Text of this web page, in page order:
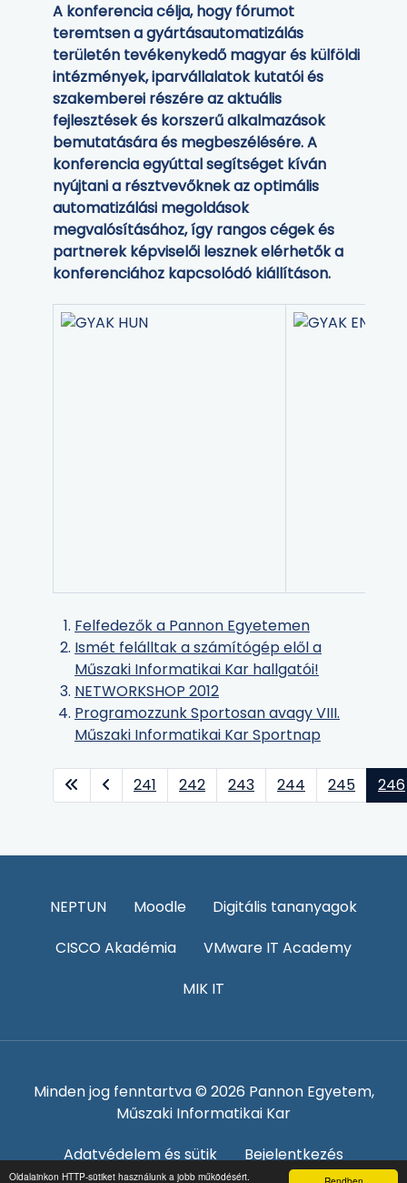
Oldalainkon HTTP-sütiket használunk a jobb működésért.
A konferencia célja, hogy fórumot
teremtsen a gyártásautomatizálás
területén tevékenykedő magyar és külföldi
intézmények, iparvállalatok kutatói és
szakemberei részére az aktuális
fejlesztések és korszerű alkalmazások
bemutatására és megbeszélésére. A
konferencia egyúttal segítséget kíván
nyújtani a résztvevőknek az optimális
automatizálási megoldások
megvalósításához, így rangos cégek és
partnerek képviselői lesznek elérhetők a
konferenciához kapcsolódó kiállításon.
Felfedezők a Pannon Egyetemen
Ismét felálltak a számítógép elől a
Műszaki Informatikai Kar hallgatói!
NETWORKSHOP 2012
Programozzunk Sportosan avagy VIII.
Műszaki Informatikai Kar Sportnap
241 242 243 244 245 246
NEPTUN Moodle
Digitális tananyagok
CISCO Akadémia
VMware IT Academy
MIK IT
Minden jog fenntartva © 2026 Pannon Egyetem,
Műszaki Informatikai Kar
Adatvédelem és sütik
Bejelentkezés